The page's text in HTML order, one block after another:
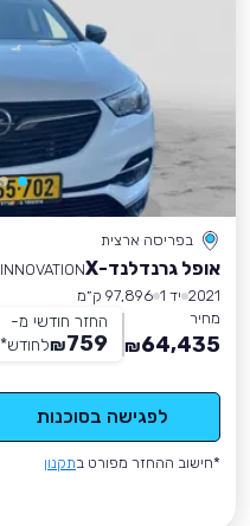
בפריסה ארצית
אופל גרנדלנד-X
INNOVATION
2021 יד 1
97,896 ק״מ
מחיר
64,435
₪
החזר חודשי מ-
759
₪לחודש*
לפגישה בסוכנות
*חישוב ההחזר מפורט בתקנון